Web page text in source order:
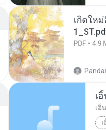
เกิดให
PDF 4.9
เ
เอิ้